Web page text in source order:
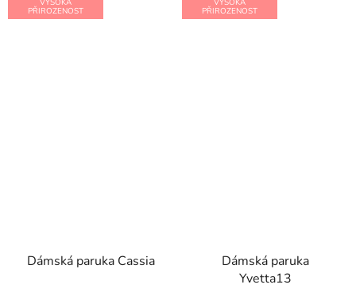
VYSOKÁ
PŘIROZENOST
Dámská paruka Cassia
VYSOKÁ
PŘIROZENOST
Dámská paruka
Yvetta13